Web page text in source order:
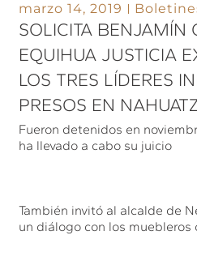
marzo 14, 2019
SOLICITA BENJAMÍN
EQUIHUA JUSTICIA
LOS TRES LÍDERES
PRESOS EN
Fueron detenidos en
ha llevado a cabo su juicio
También invitó al alcalde de
un diálogo con los